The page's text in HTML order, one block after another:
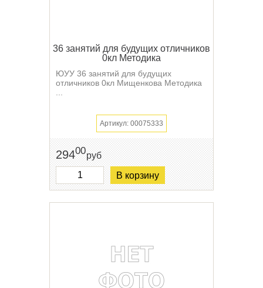
36 занятий для будущих отличников
0кл Методика
ЮУУ 36 занятий для будущих
отличников 0кл Мищенкова Методика
Артикул: 00075333
29400руб
В корзину